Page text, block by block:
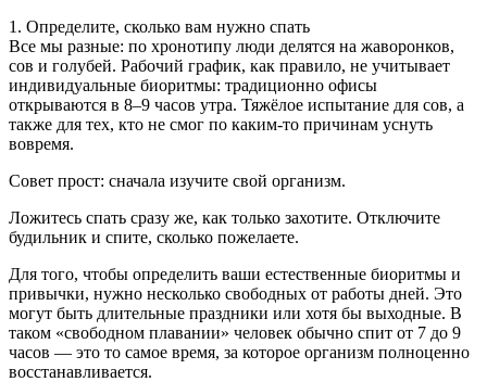
1. Определите, сколько вам нужно спать
Все мы разные: по хронотипу люди делятся на жаворонков,
сов и голубей. Рабочий график, как правило, не учитывает
индивидуальные биоритмы: традиционно офисы
открываются в 8–9 часов утра. Тяжёлое испытание для сов, а
также для тех, кто не смог по каким-то причинам уснуть
вовремя.
Совет прост: сначала изучите свой организм.
Ложитесь спать сразу же, как только захотите. Отключите
будильник и спите, сколько пожелаете.
Для того, чтобы определить ваши естественные биоритмы и
привычки, нужно несколько свободных от работы дней. Это
могут быть длительные праздники или хотя бы выходные. В
таком «свободном плавании» человек обычно спит от 7 до 9
часов — это то самое время, за которое организм полноценно
восстанавливается.